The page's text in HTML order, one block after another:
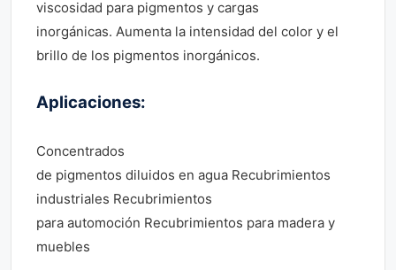
viscosidad para pigmentos y cargas
inorgánicas. Aumenta la intensidad del color y el
brillo de los pigmentos inorgánicos.
Aplicaciones:
Concentrados
de pigmentos diluidos en agua Recubrimientos
industriales Recubrimientos
para automoción Recubrimientos para madera y
muebles